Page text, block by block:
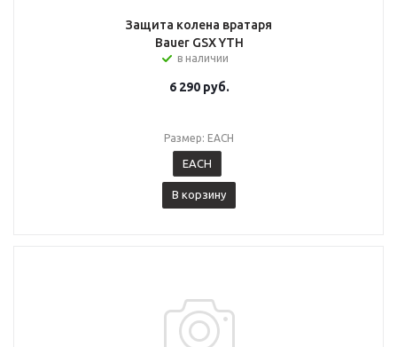
Защита колена вратаря
Bauer GSX YTH
в наличии
6 290руб.
Размер: EACH
EACH
В корзину